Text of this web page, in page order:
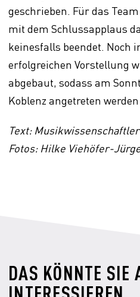
geschrieben. Für das
mit dem Schlussapplaus
keinesfalls beendet. Noch
erfolgreichen Vorstellung
abgebaut, sodass am
Koblenz angetreten
Text:
Fotos: Hilke Viehöfer-
DAS KÖNNTE SIE